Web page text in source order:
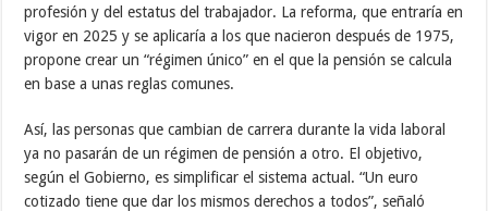
profesión y del estatus del trabajador. La reforma, que entraría en
vigor en 2025 y se aplicaría a los que nacieron después de 1975,
propone crear un “régimen único” en el que la pensión se calcula
en base a unas reglas comunes.
Así, las personas que cambian de carrera durante la vida laboral
ya no pasarán de un régimen de pensión a otro. El objetivo,
según el Gobierno, es simplificar el sistema actual. “Un euro
cotizado tiene que dar los mismos derechos a todos”, señaló